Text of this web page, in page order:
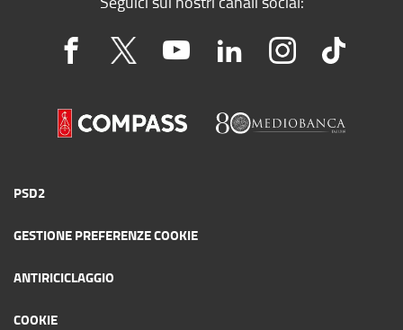
PSD2
GESTIONE PREFERENZE COOKIE
ANTIRICICLAGGIO
COOKIE